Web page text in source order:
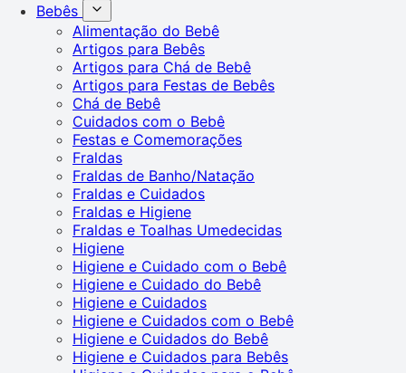
Bebês
Alimentação do Bebê
Artigos para Bebês
Artigos para Chá de Bebê
Artigos para Festas de Bebês
Chá de Bebê
Cuidados com o Bebê
Festas e Comemorações
Fraldas
Fraldas de Banho/Natação
Fraldas e Cuidados
Fraldas e Higiene
Fraldas e Toalhas Umedecidas
Higiene
Higiene e Cuidado com o Bebê
Higiene e Cuidado do Bebê
Higiene e Cuidados
Higiene e Cuidados com o Bebê
Higiene e Cuidados do Bebê
Higiene e Cuidados para Bebês